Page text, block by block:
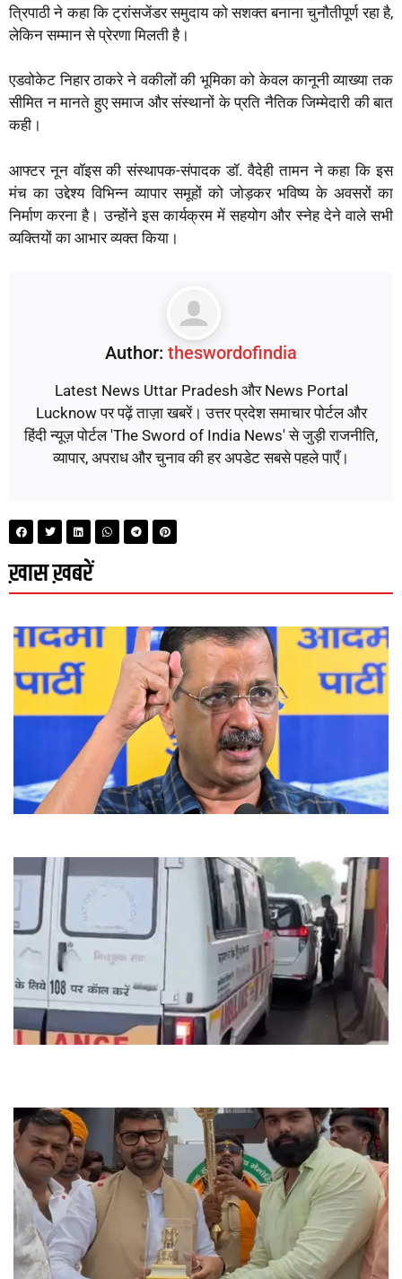
त्रिपाठी ने कहा कि ट्रांसजेंडर समुदाय को सशक्त बनाना चुनौतीपूर्ण रहा है,
लेकिन सम्मान से प्रेरणा मिलती है।
एडवोकेट निहार ठाकरे ने वकीलों की भूमिका को केवल कानूनी व्याख्या तक
सीमित न मानते हुए समाज और संस्थानों के प्रति नैतिक जिम्मेदारी की बात
कही।
आफ्टर नून वॉइस की संस्थापक-संपादक डॉ. वैदेही तामन ने कहा कि इस
मंच का उद्देश्य विभिन्न व्यापार समूहों को जोड़कर भविष्य के अवसरों का
निर्माण करना है। उन्होंने इस कार्यक्रम में सहयोग और स्नेह देने वाले सभी
व्यक्तियों का आभार व्यक्त किया।
Author: theswordofindia
Latest News Uttar Pradesh और News Portal
Lucknow पर पढ़ें ताज़ा खबरें। उत्तर प्रदेश समाचार पोर्टल और
हिंदी न्यूज़ पोर्टल 'The Sword of India News' से जुड़ी राजनीति,
व्यापार, अपराध और चुनाव की हर अपडेट सबसे पहले पाएँ।
ख़ास ख़बरें